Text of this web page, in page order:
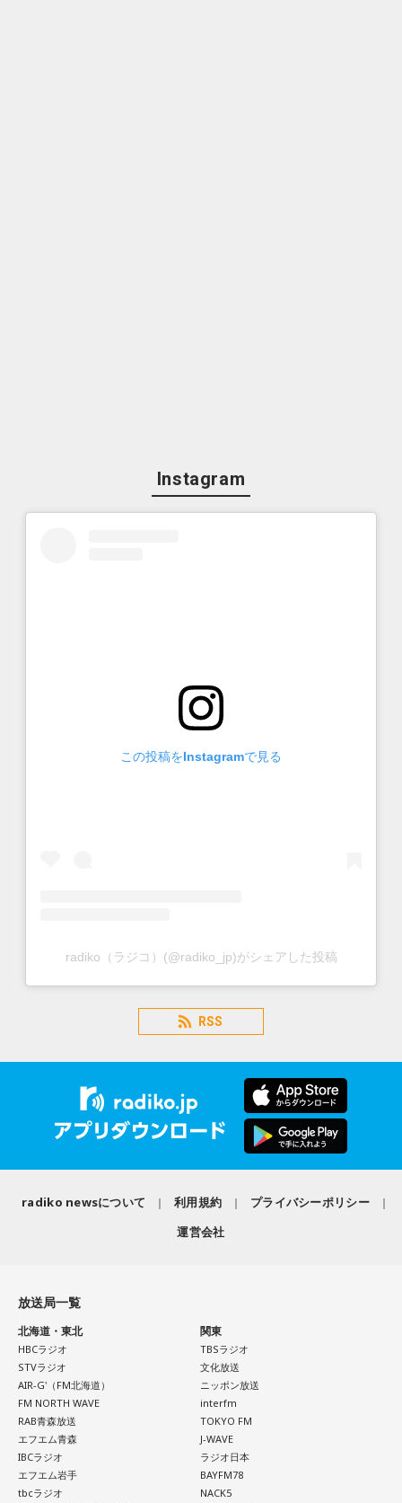
Instagram
この投稿をInstagramで見る
radiko（ラジコ）(@radiko_jp)がシェアした投稿
RSS
radiko newsについて 利用規約
プライバシーポリシー
運営会社
放送局一覧
北海道・東北
HBCラジオ
STVラジオ
AIR-G'（FM北海道）
FM NORTH WAVE
RAB青森放送
エフエム青森
IBCラジオ
エフエム岩手
tbcラジオ
関東
TBSラジオ
文化放送
ニッポン放送
interfm
TOKYO FM
J-WAVE
ラジオ日本
BAYFM78
NACK5